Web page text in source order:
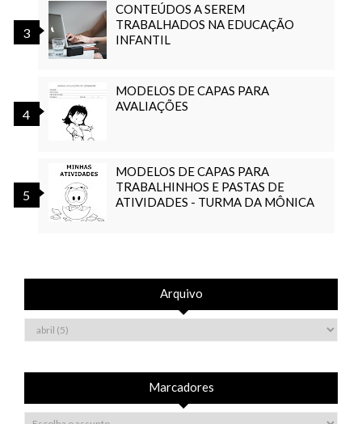
CONTEÚDOS A SEREM
TRABALHADOS NA EDUCAÇÃO
INFANTIL
MODELOS DE CAPAS PARA
AVALIAÇÕES
MODELOS DE CAPAS PARA
TRABALHINHOS E PASTAS DE
ATIVIDADES - TURMA DA MÔNICA
Arquivo
Marcadores